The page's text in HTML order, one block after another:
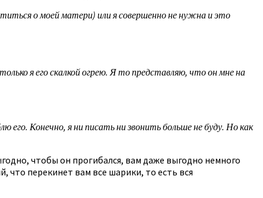
о моей матери) или я совершенно не нужна и это
я его скалкой огрею. Я то представляю, что он мне на
Конечно, я ни писать ни звонить больше не буду. Но как
чтобы он прогибался, вам даже выгодно немного
что перекинет вам все шарики, то есть вся